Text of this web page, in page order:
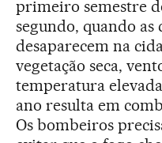
primeiro semestre
segundo, quando
desaparecem na
vegetação seca,
temperatura
ano resulta em
Os bombeiros